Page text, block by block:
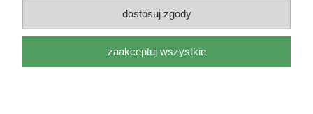
DELIITALIA
Mackiewicza 17a 31-214 Kraków, woj.
małopolskie |e-mail: biuro@deliitalia.pl|tel: 501 435
dostosuj zgody
zaakceptuj wszystkie